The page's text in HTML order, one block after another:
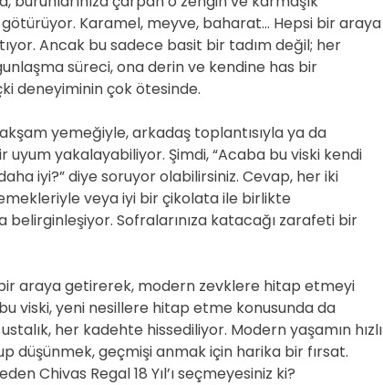
Karamel, meyve, baharat… Hepsi bir araya
Ancak bu sadece basit bir tadım değil; her
süreci, ona derin ve kendine has bir
deneyiminin çok ötesinde.
yemeğiyle, arkadaş toplantısıyla ya da
yakalayabiliyor. Şimdi, “Acaba bu viski kendi
iyi?” diye soruyor olabilirsiniz. Cevap, her iki
veya iyi bir çikolata ile birlikte
belirginleşiyor. Sofralarınıza katacağı zarafeti bir
araya getirerek, modern zevklere hitap etmeyi
viski, yeni nesillere hitap etme konusunda da
her kadehte hissediliyor. Modern yaşamın hızlı
düşünmek, geçmişi anmak için harika bir fırsat.
Chivas Regal 18 Yıl’ı seçmeyesiniz ki?